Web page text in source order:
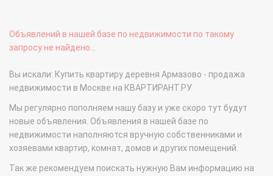
Объявлений в нашей базе по недвижимости по такому
запросу не найдено...
Вы искали: Купить квартиру деревня Армазово - продажа
недвижимости в Москве на КВАРТИРАНТ.РУ
Мы регулярно пополняем нашу базу и уже скоро тут будут
новые объявления. Объявления в нашей базе по
недвижимости наполняются вручную собственниками и
хозяевами квартир, комнат, домов и других помещений.
Так же рекомендуем поискать нужную Вам информацию на